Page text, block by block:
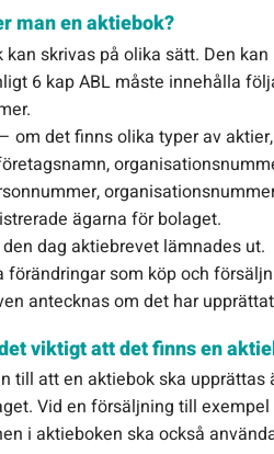
man en aktiebok?
kan skrivas på olika sätt. Den
6 kap ABL måste innehålla
om det finns olika typer av
ägarna för bolaget.
den dag aktiebrevet lämnades ut.
förändringar som köp och
antecknas om det har
viktigt att det finns en
till att en aktiebok ska
Vid en försäljning till
i aktieboken ska också